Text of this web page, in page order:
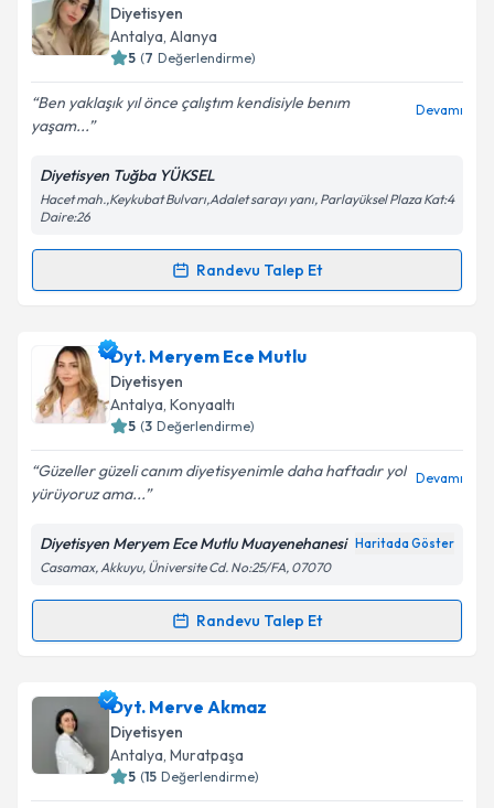
Diyetisyen
Antalya, Alanya
5 (7 Değerlendirme)
Ben yaklaşık yıl önce çalıştım kendisiyle benım
yaşam...
Devamı
Diyetisyen Tuğba YÜKSEL
Hacet mah.,Keykubat Bulvarı,Adalet sarayı yanı, Parlayüksel Plaza Kat:4
Daire:26
Randevu Talep Et
Randevu Takvimi Talebi
Dyt. Tuğba Yükseliçin randevu takvimi talebi
oluşturun. Size bu uzmandan randevu almanız için bir
takvim hazırlandığında e-posta ile bilgilendireceğiz.
Kişisel verilerimin işlenmesine ilişkin Aydınlatma
Metni'ni okudum ve kişisel verilerimin belirtilen
kapsamda işlenmesini kabul ediyorum.
Dyt. Meryem Ece Mutlu
Diyetisyen
Antalya, Konyaaltı
5 (3 Değerlendirme)
Güzeller güzeli canım diyetisyenimle daha haftadır yol
yürüyoruz ama...
Devamı
Diyetisyen Meryem Ece Mutlu Muayenehanesi Haritada Göster
Casamax, Akkuyu, Üniversite Cd. No:25/FA, 07070
Randevu Talep Et
Randevu Takvimi Talebi
Dyt. Meryem Ece Mutluiçin randevu takvimi talebi
oluşturun. Size bu uzmandan randevu almanız için bir
takvim hazırlandığında e-posta ile bilgilendireceğiz.
Dyt. Merve Akmaz
Diyetisyen
Antalya, Muratpaşa
5 (15 Değerlendirme)